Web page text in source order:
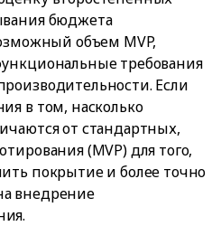
бюджета
объем MVP,
требования
Если
в том, насколько
от стандартных,
(MVP) для того,
покрытие и более точно
внедрение